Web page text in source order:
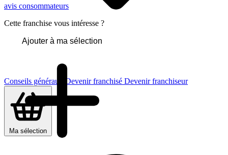
Conseils généraux Devenir franchisé Devenir franchiseur
Ma sélection
avis consommateurs
Cette franchise vous intéresse ?
Ajouter à ma sélection